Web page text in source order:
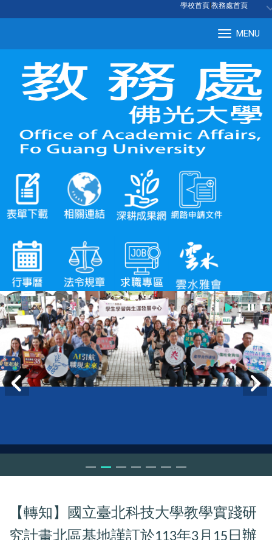
學校首頁 教務處首頁
MENU
【轉知】國立臺北科技大學教學實踐研
究計畫北區基地謹訂於113年3 月 15 日辦